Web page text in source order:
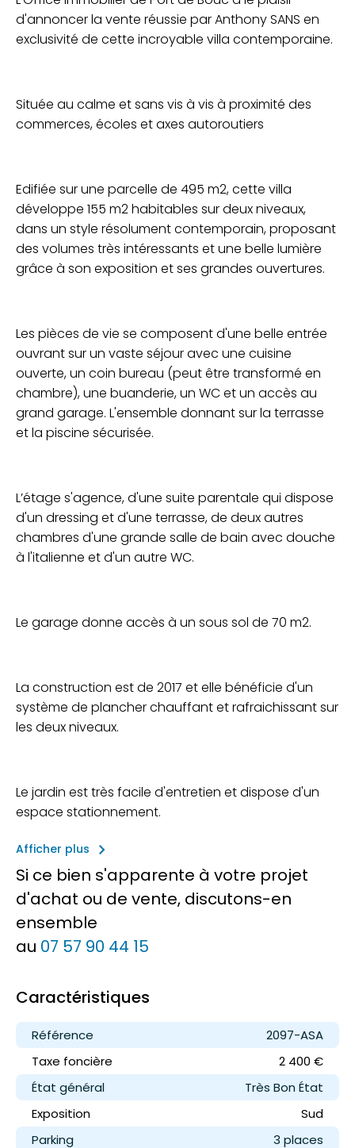
d'annoncer la vente réussie par Anthony SANS en
exclusivité de cette incroyable villa contemporaine.
Située au calme et sans vis à vis à proximité des
commerces, écoles et axes autoroutiers
Edifiée sur une parcelle de 495 m2, cette villa
développe 155 m2 habitables sur deux niveaux,
dans un style résolument contemporain, proposant
des volumes très intéressants et une belle lumière
grâce à son exposition et ses grandes ouvertures.
Les pièces de vie se composent d'une belle entrée
ouvrant sur un vaste séjour avec une cuisine
ouverte, un coin bureau (peut être transformé en
chambre), une buanderie, un WC et un accès au
grand garage. L'ensemble donnant sur la terrasse
et la piscine sécurisée.
L’étage s'agence, d'une suite parentale qui dispose
d'un dressing et d'une terrasse, de deux autres
chambres d'une grande salle de bain avec douche
à l'italienne et d'un autre WC.
Le garage donne accès à un sous sol de 70 m2.
La construction est de 2017 et elle bénéficie d'un
système de plancher chauffant et rafraichissant sur
les deux niveaux.
Le jardin est très facile d'entretien et dispose d'un
espace stationnement.
Afficher plus
keyboard_arrow_right
Si ce bien s'apparente à votre projet
d'achat ou de vente, discutons-en
ensemble
au 07 57 90 44 15
Caractéristiques
Référence
2097-ASA
Taxe foncière
2 400 €
État général
Très Bon État
Exposition
Sud
Parking
3 places